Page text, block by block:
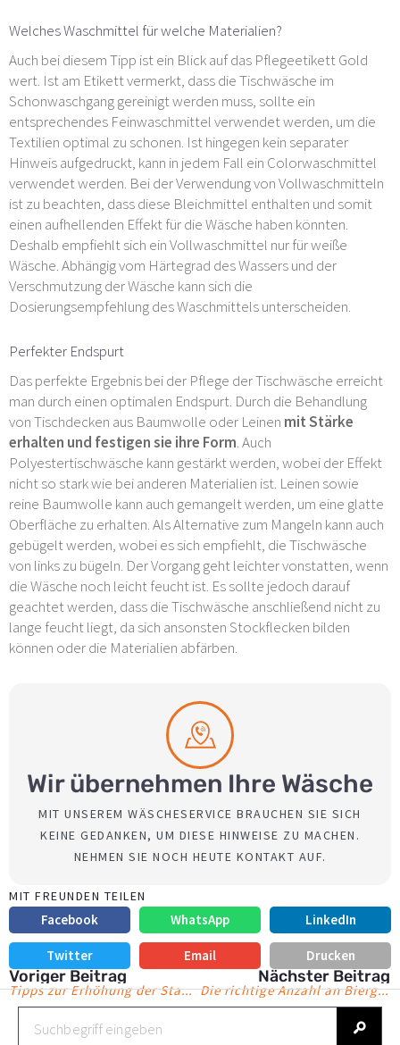
Welches Waschmittel für welche Materialien?
Auch bei diesem Tipp ist ein Blick auf das Pflegeetikett Gold
wert. Ist am Etikett vermerkt, dass die Tischwäsche im
Schonwaschgang gereinigt werden muss, sollte ein
entsprechendes Feinwaschmittel verwendet werden, um die
Textilien optimal zu schonen. Ist hingegen kein separater
Hinweis aufgedruckt, kann in jedem Fall ein Colorwaschmittel
verwendet werden. Bei der Verwendung von Vollwaschmitteln
ist zu beachten, dass diese Bleichmittel enthalten und somit
einen aufhellenden Effekt für die Wäsche haben könnten.
Deshalb empfiehlt sich ein Vollwaschmittel nur für weiße
Wäsche. Abhängig vom Härtegrad des Wassers und der
Verschmutzung der Wäsche kann sich die
Dosierungsempfehlung des Waschmittels unterscheiden.
Perfekter Endspurt
Das perfekte Ergebnis bei der Pflege der Tischwäsche erreicht
man durch einen optimalen Endspurt. Durch die Behandlung
von Tischdecken aus Baumwolle oder Leinen mit Stärke
erhalten und festigen sie ihre Form. Auch
Polyestertischwäsche kann gestärkt werden, wobei der Effekt
nicht so stark wie bei anderen Materialien ist. Leinen sowie
reine Baumwolle kann auch gemangelt werden, um eine glatte
Oberfläche zu erhalten. Als Alternative zum Mangeln kann auch
gebügelt werden, wobei es sich empfiehlt, die Tischwäsche
von links zu bügeln. Der Vorgang geht leichter vonstatten, wenn
die Wäsche noch leicht feucht ist. Es sollte jedoch darauf
geachtet werden, dass die Tischwäsche anschließend nicht zu
lange feucht liegt, da sich ansonsten Stockflecken bilden
können oder die Materialien abfärben.
Wir übernehmen Ihre Wäsche
MIT UNSEREM WÄSCHESERVICE BRAUCHEN SIE SICH
KEINE GEDANKEN, UM DIESE HINWEISE ZU MACHEN.
NEHMEN SIE NOCH HEUTE KONTAKT AUF.
MIT FREUNDEN TEILEN
Facebook WhatsApp LinkedIn
Twitter Email Drucken
Voriger Beitrag
Tipps zur Erhöhung der Standfestigkeit von Zelten
Nächster Beitrag
Die richtige Anzahl an Biergarnituren berechnen
S